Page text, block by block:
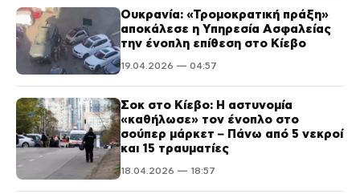
Ουκρανία: «Τρομοκρατική πράξη»
αποκάλεσε η Υπηρεσία Ασφαλείας
την ένοπλη επίθεση στο Κίεβο
19.04.2026 — 04:57
Σοκ στο Κίεβο: Η αστυνομία
«καθήλωσε» τον ένοπλο στο
σούπερ μάρκετ – Πάνω από 5 νεκροί
και 15 τραυματίες
18.04.2026 — 18:57